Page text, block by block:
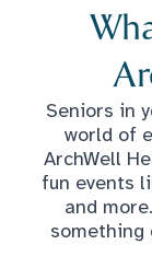
Seniors in
world of
ArchWell
fun events
and
something